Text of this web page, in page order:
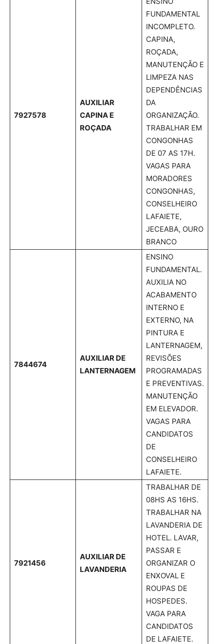
7927578
AUXILIAR
CAPINA E
ROÇADA
FUNDAMENTAL
INCOMPLETO.
CAPINA,
ROÇADA,
MANUTENÇÃO E
LIMPEZA NAS
DEPENDÊNCIAS
DA
ORGANIZAÇÃO.
TRABALHAR EM
CONGONHAS
DE 07 AS 17H.
VAGAS PARA
MORADORES
CONGONHAS,
CONSELHEIRO
LAFAIETE,
JECEABA, OURO
BRANCO
7844674
AUXILIAR DE
LANTERNAGEM
ENSINO
FUNDAMENTAL.
AUXILIA NO
ACABAMENTO
INTERNO E
EXTERNO, NA
PINTURA E
LANTERNAGEM,
REVISÕES
PROGRAMADAS
E PREVENTIVAS.
MANUTENÇÃO
EM ELEVADOR.
VAGAS PARA
CANDIDATOS
DE
CONSELHEIRO
LAFAIETE.
7921456
AUXILIAR DE
LAVANDERIA
TRABALHAR DE
08HS AS 16HS.
TRABALHAR NA
LAVANDERIA DE
HOTEL. LAVAR,
PASSAR E
ORGANIZAR O
ENXOVAL E
ROUPAS DE
HOSPEDES.
VAGA PARA
CANDIDATOS
DE LAFAIETE.